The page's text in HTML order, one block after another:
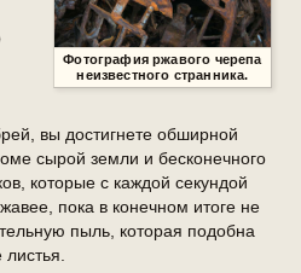
Фотография ржавого черепа
неизвестного странника.
вы достигнете обширной
сырой земли и бесконечного
которые с каждой секундой
пока в конечном итоге не
пыль, которая подобна